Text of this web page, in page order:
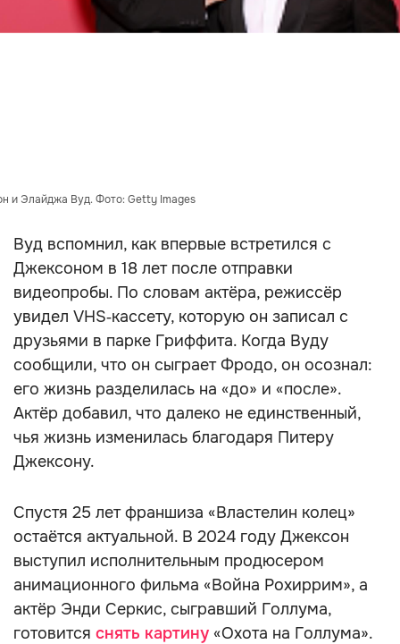
и Элайджа Вуд. Фото: Getty Images
Вуд вспомнил, как впервые встретился с
Джексоном в 18 лет после отправки
видеопробы. По словам актёра, режиссёр
увидел VHS‑кассету, которую он записал с
друзьями в парке Гриффита. Когда Вуду
сообщили, что он сыграет Фродо, он осознал:
его жизнь разделилась на «до» и «после».
Актёр добавил, что далеко не единственный,
чья жизнь изменилась благодаря Питеру
Джексону.
Спустя 25 лет франшиза «Властелин колец»
остаётся актуальной. В 2024 году Джексон
выступил исполнительным продюсером
анимационного фильма «Война Рохиррим», а
актёр Энди Серкис, сыгравший Голлума,
готовится снять картину «Охота на Голлума».